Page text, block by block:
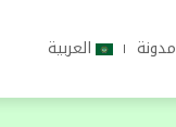
مدونة العربية